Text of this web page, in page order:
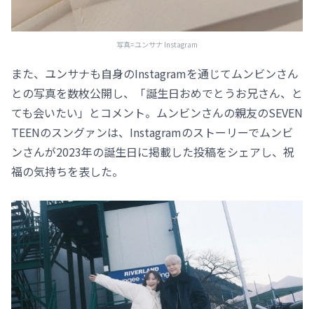
写真=ユンサナ Instagram
また、ユンサナも自身のInstagramを通じてムンビンさん
との写真を数枚公開し、「誕生日おめでとうお兄さん、と
ても会いたい」とコメント。ムンビンさんの親友のSEVEN
TEENのスングァンは、Instagramのストーリーでムンビ
ンさんが2023年の誕生日に掲載した投稿をシェアし、祝
福の気持ちを表した。